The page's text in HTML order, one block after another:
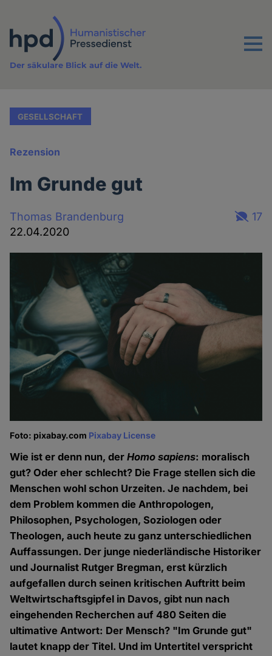
Inhalt
Menu
Der säkulare Blick auf die Welt.
GESELLSCHAFT
Rezension
Im Grunde gut
Thomas Brandenburg
22.04.2020
17
Foto: pixabay.com Pixabay License
Wie ist er denn nun, derHomo sapiens: moralisch
gut? Oder eher schlecht? Die Frage stellen sich die
Menschen wohl schon Urzeiten. Je nachdem, bei
dem Problem kommen die Anthropologen,
Philosophen, Psychologen, Soziologen oder
Theologen, auch heute zu ganz unterschiedlichen
Auffassungen. Der junge niederländische Historiker
und Journalist Rutger Bregman, erst kürzlich
aufgefallen durch seinen kritischen Auftritt beim
Weltwirtschaftsgipfel in Davos, gibt nun nach
eingehenden Recherchen auf 480 Seiten die
ultimative Antwort: Der Mensch? "Im Grunde gut"
lautet knapp der Titel. Und im Untertitel verspricht